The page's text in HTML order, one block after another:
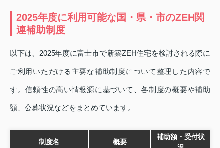
2025年度に利用可能な国・県・市のZEH関
連補助制度
以下は、2025年度に富士市で新築ZEH住宅を検討される際に
ご利用いただける主要な補助制度について整理した内容で
す。信頼性の高い情報源に基づいて、各制度の概要や補助
額、公募状況などをまとめています。
制度名 概要
補助額・受付状